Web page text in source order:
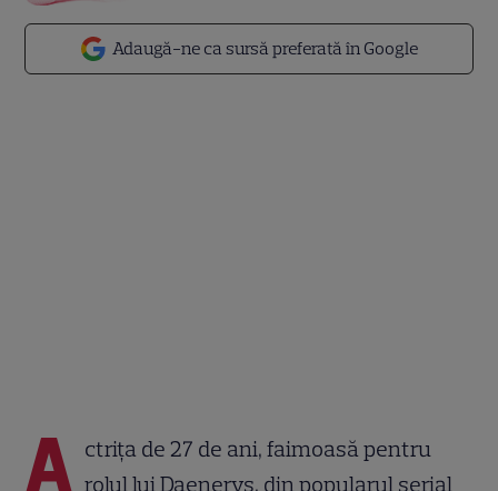
Adaugă-ne ca sursă preferată în Google
A ctriţa de 27 de ani, faimoasă pentru
rolul lui Daenerys, din popularul serial